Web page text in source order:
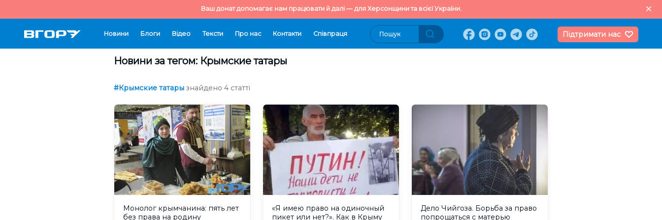
Ваш донат допомагає нам працювати й далі — для Херсонщини та всієї України.
Новини Блоги Відео Тексти Про нас Контакти Cпівпраця Підтримати нас
Новини за тегом: Крымские татары
#Крымские татары знайдено 4 статті
Монолог крымчанина: пять лет
без права на родину
«Я имею право на одиночный
пикет или нет?». Как в Крыму
Дело Чийгоза. Борьба за право
попрощаться с матерью